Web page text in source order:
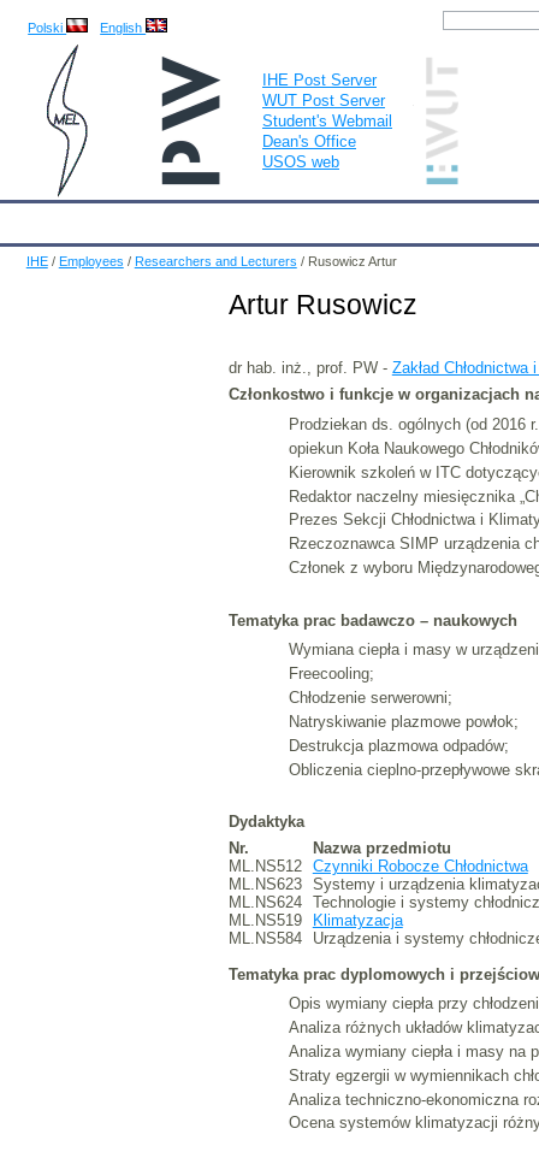
Polski English
IHE Post Server
WUT Post Server
Student's Webmail
Dean's Office
USOS web
IHE / Employees / Researchers and Lecturers / Rusowicz Artur
Artur Rusowicz
dr hab. inż., prof. PW - Zakład
Członkostwo i funkcje w organizacjach
Prodziekan ds. ogólnych (od 2016
opiekun Koła Naukowego
Kierownik szkoleń w ITC
Redaktor naczelny miesięcznika
Prezes Sekcji Chłodnictwa i
Rzeczoznawca SIMP urządzenia
Członek z wyboru
Tematyka prac badawczo – naukowych
Wymiana ciepła i masy w
Freecooling;
Chłodzenie serwerowni;
Natryskiwanie plazmowe powłok;
Destrukcja plazmowa odpadów;
Obliczenia cieplno-przepływowe
Dydaktyka
Nr.
Nazwa przedmiotu
ML.NS512
Czynniki Robocze Chłodnictwa
ML.NS623
Systemy i urządzenia
ML.NS624
Technologie i systemy
ML.NS519
Klimatyzacja
ML.NS584
Urządzenia i systemy
Tematyka prac dyplomowych i
Opis wymiany ciepła przy
Analiza różnych układów
Analiza wymiany ciepła i masy na
Straty egzergii w wymiennikach
Analiza techniczno-ekonomiczna
Ocena systemów klimatyzacji